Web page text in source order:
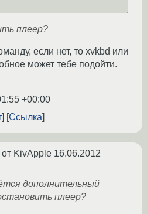
плеер?
если нет, то xvkbd или
может тебе подойти.
+00:00
Ссылка
от KivApple 16.06.2012
дополнительный
плеер?